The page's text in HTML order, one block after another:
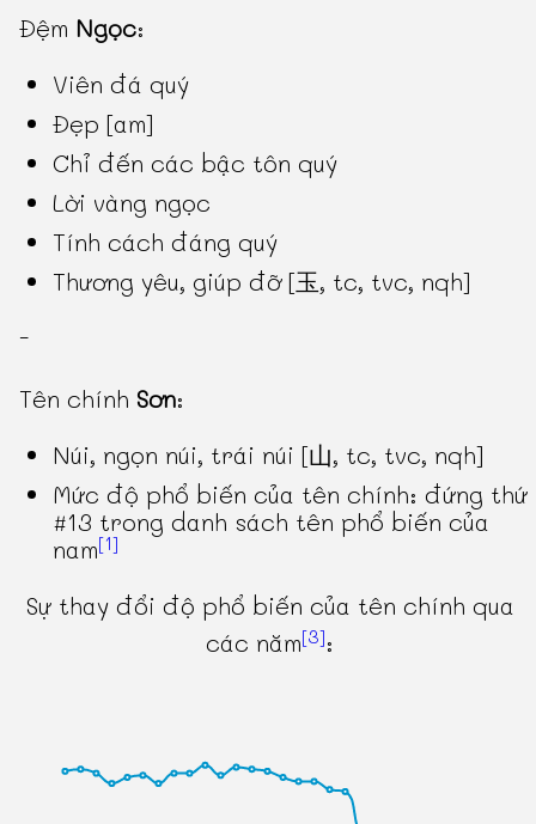
Đệm Ngọc:
Viên đá quý
Đẹp [am]
Chỉ đến các bậc tôn quý
Lời vàng ngọc
Tính cách đáng quý
Thương yêu, giúp đỡ [玉, tc, tvc, nqh]
-
Tên chính Sơn:
Núi, ngọn núi, trái núi [山, tc, tvc, nqh]
Mức độ phổ biến của tên chính: đứng thứ
#13 trong danh sách tên phổ biến của
nam[1]
Sự thay đổi độ phổ biến của tên chính qua
các năm[3]: